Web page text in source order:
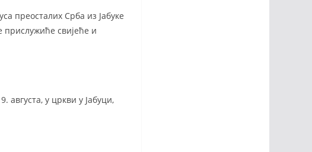
преосталих Срба из Јабуке
прислужиће свијеће и
августа, у цркви у Јабуци,